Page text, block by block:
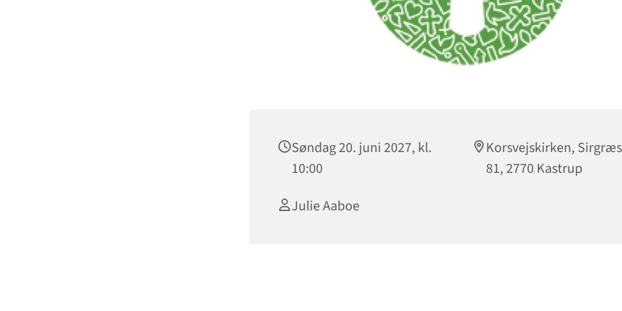
Søndag 20. juni 2027, kl.
10:00
Korsvejskirken,
81, 2770 Kastrup
Julie Aaboe